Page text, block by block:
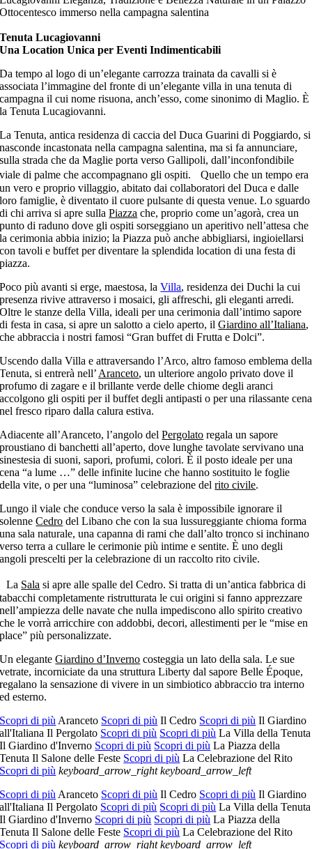
Ottocentesco immerso nella campagna salentina
Tenuta Lucagiovanni
Una Location Unica per Eventi Indimenticabili
Da tempo al logo di un’elegante carrozza trainata da cavalli si è
associata l’immagine del fronte di un’elegante villa in una tenuta di
campagna il cui nome risuona, anch’esso, come sinonimo di Maglio. È
la Tenuta Lucagiovanni.
La Tenuta, antica residenza di caccia del Duca Guarini di Poggiardo, si
nasconde incastonata nella campagna salentina, ma si fa annunciare,
sulla strada che da Maglie porta verso Gallipoli, dall’inconfondibile
viale di palme che accompagnano gli ospiti. Quello che un tempo era
un vero e proprio villaggio, abitato dai collaboratori del Duca e dalle
loro famiglie, è diventato il cuore pulsante di questa venue. Lo sguardo
di chi arriva si apre sullaPiazza che, proprio come un’agorà, crea un
punto di raduno dove gli ospiti sorseggiano un aperitivo nell’attesa che
la cerimonia abbia inizio; la Piazza può anche abbigliarsi, ingioiellarsi
con tavoli e buffet per diventare la splendida location di una festa di
piazza.
Poco più avanti si erge, maestosa, laVilla, residenza dei Duchi la cui
presenza rivive attraverso i mosaici, gli affreschi, gli eleganti arredi.
Oltre le stanze della Villa, ideali per una cerimonia dall’intimo sapore
di festa in casa, si apre un salotto a cielo aperto, ilGiardino all’Italiana,
che abbraccia i nostri famosi “Gran buffet di Frutta e Dolci”.
Uscendo dalla Villa e attraversando l’Arco, altro famoso emblema della
Tenuta, si entrerà nell’ Aranceto, un ulteriore angolo privato dove il
profumo di zagare e il brillante verde delle chiome degli aranci
accolgono gli ospiti per il buffet degli antipasti o per una rilassante cena
nel fresco riparo dalla calura estiva.
Adiacente all’Aranceto, l’angolo delPergolato regala un sapore
proustiano di banchetti all’aperto, dove lunghe tavolate servivano una
sinestesia di suoni, sapori, profumi, colori. È il posto ideale per una
cena “a lume …” delle infinite lucine che hanno sostituito le foglie
della vite, o per una “luminosa” celebrazione delrito civile.
Lungo il viale che conduce verso la sala è impossibile ignorare il
solenneCedro del Libano che con la sua lussureggiante chioma forma
una sala naturale, una capanna di rami che dall’alto tronco si inchinano
verso terra a cullare le cerimonie più intime e sentite. È uno degli
angoli prescelti per la celebrazione di un raccolto rito civile.
La Sala si apre alle spalle del Cedro. Si tratta di un’antica fabbrica di
tabacchi completamente ristrutturata le cui origini si fanno apprezzare
nell’ampiezza delle navate che nulla impediscono allo spirito creativo
che le vorrà arricchire con addobbi, decori, allestimenti per le “mise en
place” più personalizzate.
Un eleganteGiardino d’Inverno costeggia un lato della sala. Le sue
vetrate, incorniciate da una struttura Liberty dal sapore Belle Époque,
regalano la sensazione di vivere in un simbiotico abbraccio tra interno
ed esterno.
Scopri di più Aranceto Scopri di più Il Cedro Scopri di più Il Giardino
all'Italiana Il Pergolato Scopri di più Scopri di più La Villa della Tenuta
Il Giardino d'Inverno Scopri di più Scopri di più La Piazza della
Tenuta Il Salone delle Feste Scopri di più La Celebrazione del Rito
Scopri di più keyboard_arrow_right keyboard_arrow_left
Scopri di più Aranceto Scopri di più Il Cedro Scopri di più Il Giardino
all'Italiana Il Pergolato Scopri di più Scopri di più La Villa della Tenuta
Il Giardino d'Inverno Scopri di più Scopri di più La Piazza della
Tenuta Il Salone delle Feste Scopri di più La Celebrazione del Rito
Scopri di più keyboard_arrow_right keyboard_arrow_left